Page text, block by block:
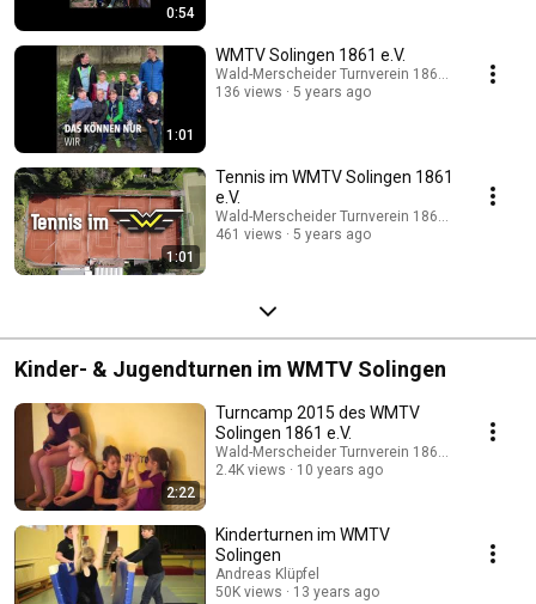
0:54
1:01
WMTV Solingen 1861 e.V.
Wald-Merscheider Turnverein 1861 e.V.
136 views
5 years ago
1:01
Tennis im WMTV Solingen 1861
e.V.
Wald-Merscheider Turnverein 1861 e.V.
461 views
5 years ago
Kinder- & Jugendturnen im WMTV Solingen
2:22
Turncamp 2015 des WMTV
Solingen 1861 e.V.
Wald-Merscheider Turnverein 1861 e.V.
2.4K views
10 years ago
Kinderturnen im WMTV
Solingen
Andreas Klüpfel
50K views
13 years ago